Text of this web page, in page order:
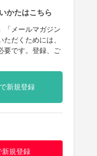
かたはこちら
「メールマガジン
だくためには、
要です。登録、ご
新規登録
新規登録